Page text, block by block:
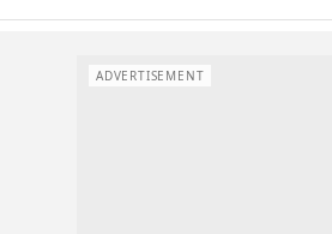
ADVERTISEMENT